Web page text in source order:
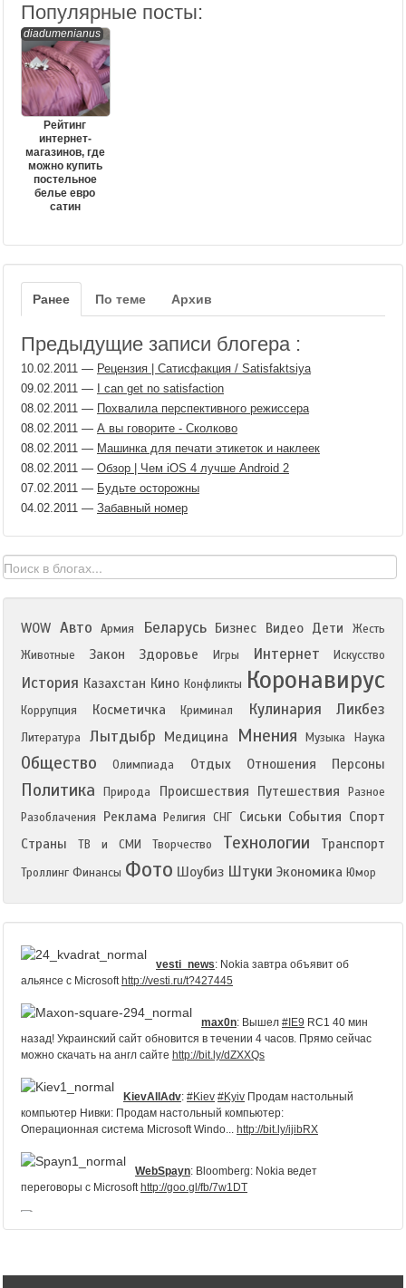
Популярные посты:
diadumenianus
Рейтинг
интернет-
магазинов, где
можно купить
постельное
белье евро
сатин
Ранее По теме Архив
Предыдущие записи блогера :
10.02.2011 — Рецензия | Сатисфакция / Satisfaktsiya
09.02.2011 —
I can get no satisfaction
08.02.2011 — Похвалила перспективного режиссера
08.02.2011 — А вы говорите - Сколково
08.02.2011 — Машинка для печати этикеток и наклеек
08.02.2011 — Обзор | Чем iOS 4 лучше Android 2
07.02.2011 — Будьте осторожны
04.02.2011 — Забавный номер
WOW Авто Армия Беларусь Бизнес Видео Дети
Жесть
Животные
Закон Здоровье Игры Интернет Искусство
История Казахстан Кино Конфликты Коронавирус
Коррупция Косметичка Криминал Кулинария Ликбез
Литература Лытдыбр Медицина Мнения Музыка Наука
Общество Олимпиада Отдых Отношения Персоны
Политика Природа Происшествия Путешествия
Разное
Разоблачения
Реклама Религия СНГ Сиськи События Спорт
Страны
ТВ и СМИ Творчество Технологии Транспорт
Троллинг Финансы Фото Шоубиз Штуки Экономика Юмор
vesti_news: Nokia завтра объявит об
альянсе с Microsoft http://vesti.ru/t?427445
max0n: Вышел #IE9 RC1 40 мин
назад! Украинский сайт обновится в течении 4 часов. Прямо сейчас
можно скачать на англ сайте http://bit.ly/dZXXQs
KievAllAdv: #Kiev #Kyiv Продам настольный
компьютер Нивки: Продам настольный компьютер:
Операционная система Microsoft Windo... http://bit.ly/ijibRX
WebSpayn: Bloomberg: Nokia ведет
переговоры с Microsoft http://goo.gl/fb/7w1DT
pdidenko:Нынче